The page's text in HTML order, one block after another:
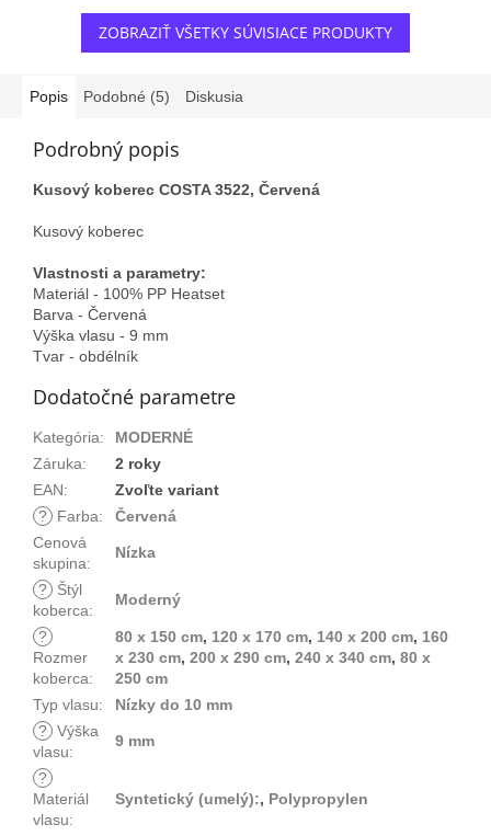
ZOBRAZIŤ VŠETKY SÚVISIACE PRODUKTY
Popis Podobné (5) Diskusia
Podrobný popis
Kusový koberec COSTA 3522, Červená
Kusový koberec
Vlastnosti a parametry:
Materiál - 100% PP Heatset
Barva - Červená
Výška vlasu - 9 mm
Tvar - obdélník
Dodatočné parametre
Kategória:
MODERNÉ
Záruka:
2 roky
EAN:
Zvoľte variant
?
Farba:
Červená
Cenová
skupina:
Nízka
?
Štýl
koberca:
Moderný
?
Rozmer
koberca:
80 x 150 cm, 120 x 170 cm, 140 x 200 cm, 160
x 230 cm, 200 x 290 cm, 240 x 340 cm, 80 x
250 cm
Typ vlasu:
Nízky do 10 mm
? Výška
vlasu:
9 mm
?
Materiál
vlasu:
Syntetický (umelý):, Polypropylen